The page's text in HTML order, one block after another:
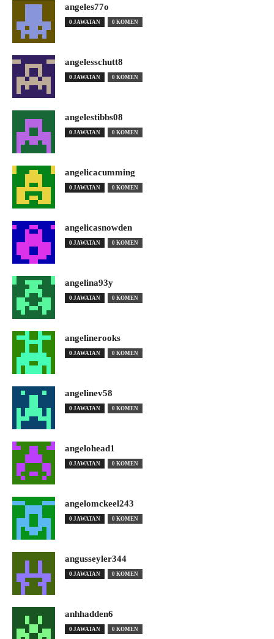
angeles77o
0 JAWATAN 0 KOMEN
angelesschutt8
0 JAWATAN 0 KOMEN
angelestibbs08
0 JAWATAN 0 KOMEN
angelicacumming
0 JAWATAN 0 KOMEN
angelicasnowden
0 JAWATAN 0 KOMEN
angelina93y
0 JAWATAN 0 KOMEN
angelinerooks
0 JAWATAN 0 KOMEN
angelinev58
0 JAWATAN 0 KOMEN
angelohead1
0 JAWATAN 0 KOMEN
angelomckeel243
0 JAWATAN 0 KOMEN
angusseyler344
0 JAWATAN 0 KOMEN
anhhadden6
0 JAWATAN 0 KOMEN